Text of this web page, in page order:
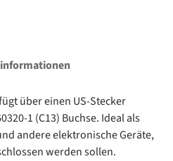
über einen US-Stecker
1 (C13) Buchse. Ideal als
andere elektronische Geräte,
werden sollen.